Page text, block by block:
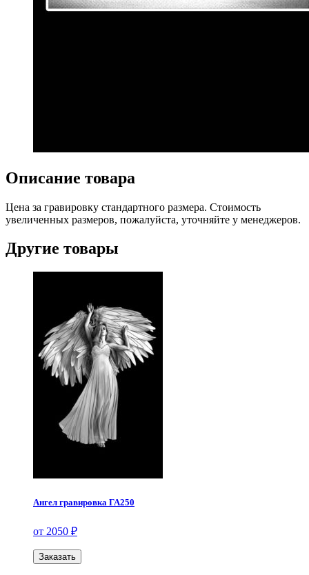
Описание товара
Цена за гравировку стандартного размера. Стоимость
увеличенных размеров, пожалуйста, уточняйте у менеджеров.
Другие товары
Ангел гравировка ГА250
от 2050 ₽
Заказать